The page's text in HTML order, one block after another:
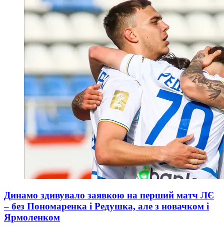
Динамо здивувало заявкою на перший матч ЛЄ
– без Пономаренка і Редушка, але з новачком і
Ярмоленком